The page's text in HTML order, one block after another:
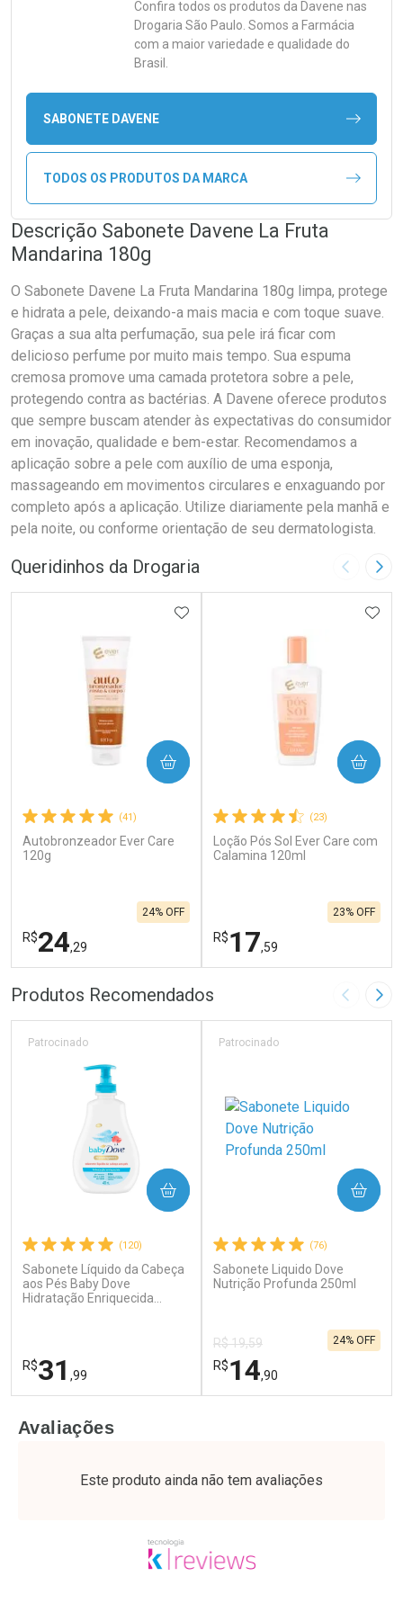
Confira todos os produtos da Davene nas
Drogaria São Paulo. Somos a Farmácia
com a maior variedade e qualidade do
Brasil.
SABONETE DAVENE
TODOS OS PRODUTOS DA MARCA
Descrição Sabonete Davene La Fruta
Mandarina 180g
O Sabonete Davene La Fruta Mandarina 180g limpa, protege
e hidrata a pele, deixando-a mais macia e com toque suave.
Graças a sua alta perfumação, sua pele irá ficar com
delicioso perfume por muito mais tempo. Sua espuma
cremosa promove uma camada protetora sobre a pele,
protegendo contra as bactérias. A Davene oferece produtos
que sempre buscam atender às expectativas do consumidor
em inovação, qualidade e bem-estar. Recomendamos a
aplicação sobre a pele com auxílio de uma esponja,
massageando em movimentos circulares e enxaguando por
completo após a aplicação. Utilize diariamente pela manhã e
pela noite, ou conforme orientação de seu dermatologista.
Queridinhos da Drogaria Imagem
(41)
Autobronzeador Ever Care
120g
R$24,29
24% OFF
ADICIONAR AOS FAVORITOS
COMPRAR
FECHAR
Laboratório
Ativar Desconto
FECHAR
Por Menos
Comprar sem Desconto
(23)
Loção Pós Sol Ever Care com
Calamina 120ml
R$17,59
23% OFF
COMPRAR
Laboratório
Ativar Desconto
Por R$ 17,59/cada
Por Menos
Produtos Recomendados Imagem
(120)
Sabonete Líquido da Cabeça
aos Pés Baby Dove
Hidratação Enriquecida
Patrocinado
R$31 ,99
COMPRAR
Laboratório
Por Menos
(76)
Sabonete Liquido Dove
Nutrição Profunda 250ml
Patrocinado
R$ 19,59
R$14,90
24% OFF
COMPRAR
Laboratório
Por Menos
Avaliações
Este produto ainda não tem avaliações